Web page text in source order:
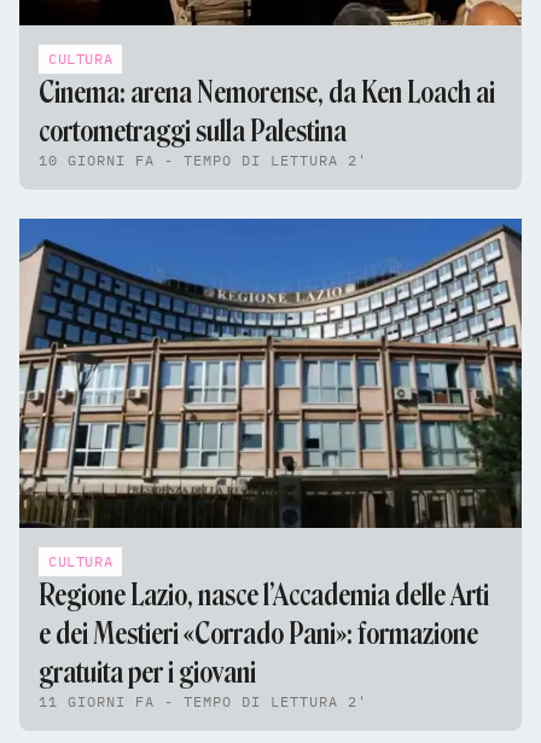
CULTURA
Cinema: arena Nemorense, da Ken Loach ai
cortometraggi sulla Palestina
10 GIORNI FA - TEMPO DI LETTURA 2'
CULTURA
Regione Lazio, nasce l’Accademia delle Arti
e dei Mestieri «Corrado Pani»: formazione
gratuita per i giovani
11 GIORNI FA - TEMPO DI LETTURA 2'